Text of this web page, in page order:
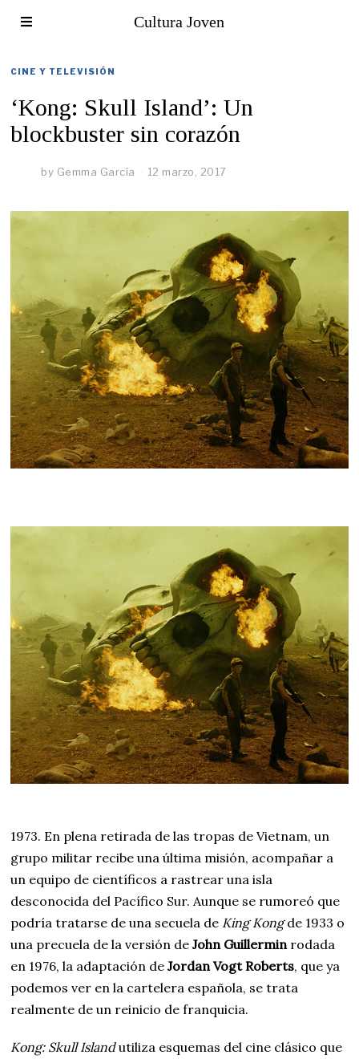
Cultura Joven
CINE Y TELEVISIÓN
‘Kong: Skull Island’: Un
blockbuster sin corazón
by Gemma García 12 marzo, 2017
1973. En plena retirada de las tropas de Vietnam, un
grupo militar recibe una última misión, acompañar a
un equipo de científicos a rastrear una isla
desconocida del Pacífico Sur. Aunque se rumoreó que
podría tratarse de una secuela de King Kongde 1933 o
una precuela de la versión deJohn Guillermin rodada
en 1976, la adaptación deJordan Vogt Roberts, que ya
podemos ver en la cartelera española, se trata
realmente de un reinicio de franquicia.
Kong: Skull Islandutiliza esquemas del cine clásico que